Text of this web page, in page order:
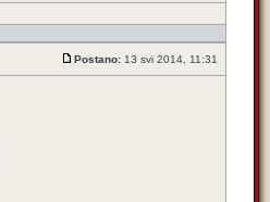
Postano: 13 svi 2014, 11:31